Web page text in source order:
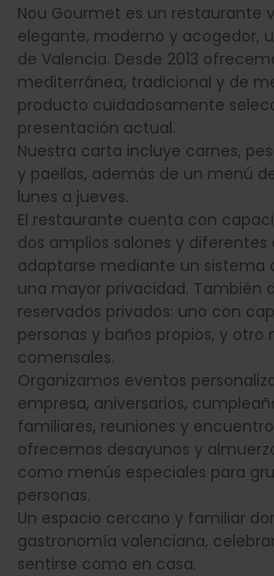
Nou Gourmet es un restaurante
elegante, moderno y acogedor,
de Valencia. Desde 2013
mediterránea, tradicional y de
producto cuidadosamente
presentación actual.
Nuestra carta incluye carnes,
y paellas, además de un menú
lunes a jueves.
El restaurante cuenta con
dos amplios salones y
adaptarse mediante un sistema
una mayor privacidad. También
reservados privados: uno con
personas y baños propios, y
comensales.
Organizamos eventos
empresa, aniversarios,
familiares, reuniones y
ofrecemos desayunos y
como menús especiales para
personas.
Un espacio cercano y familiar
gastronomía valenciana,
sentirse como en casa.